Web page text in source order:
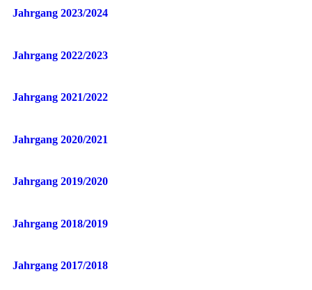
Jahrgang 2023/2024
Jahrgang 2022/2023
Jahrgang 2021/2022
Jahrgang 2020/2021
Jahrgang 2019/2020
Jahrgang 2018/2019
Jahrgang 2017/2018